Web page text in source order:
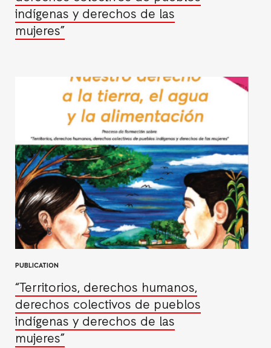
indígenas y derechos de las
mujeres”
PUBLICATION
“Territorios, derechos humanos,
derechos colectivos de pueblos
indígenas y derechos de las
mujeres”